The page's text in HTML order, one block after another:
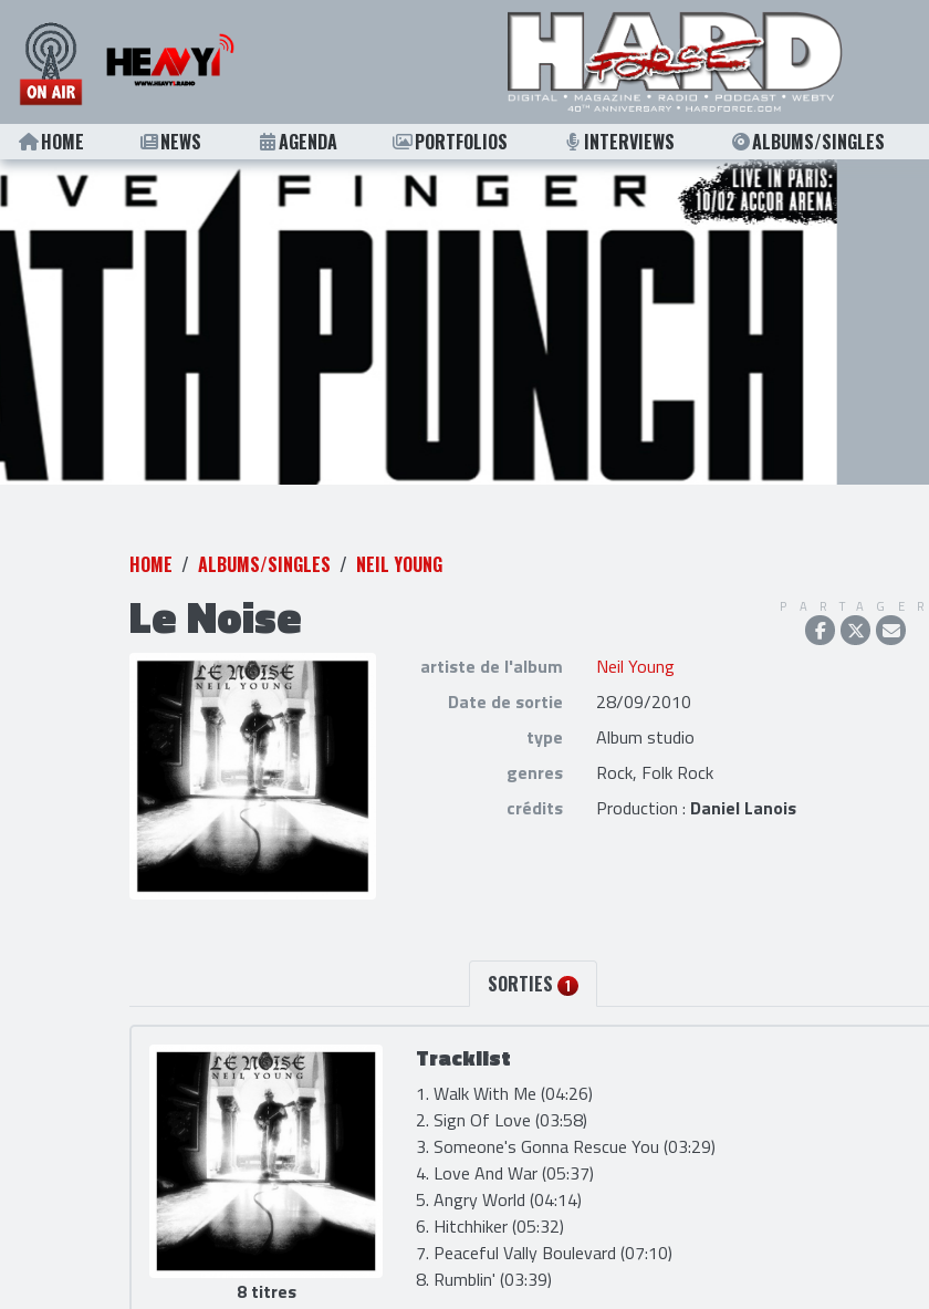
HOME NEWS AGENDA PORTFOLIOS INTERVIEWS ALBUMS/SINGLES
HOME ALBUMS/SINGLES NEIL YOUNG
Le Noise PARTAGER
artiste de l'album
Neil Young
Date de sortie
28/09/2010
type
Album studio
genres
Rock, Folk Rock
crédits
Production : Daniel Lanois
SORTIES 1
8 titres
Tracklist
1. Walk With Me (04:26)
2. Sign Of Love (03:58)
3. Someone's Gonna Rescue You (03:29)
4. Love And War (05:37)
5. Angry World (04:14)
6. Hitchhiker (05:32)
7. Peaceful Vally Boulevard (07:10)
8. Rumblin' (03:39)